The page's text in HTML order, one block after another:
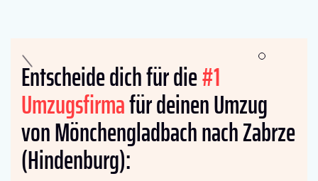
Entscheide dich für die#1
Umzugsfirmafür deinen Umzug
von Mönchengladbach nach Zabrze
(Hindenburg):